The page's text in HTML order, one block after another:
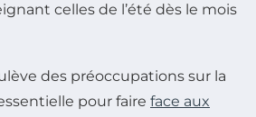
celles de l’été dès le mois
des préoccupations sur la
pour faire face aux